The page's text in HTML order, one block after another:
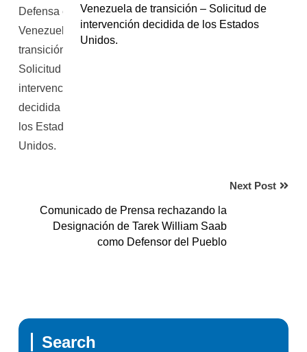
Venezuela de transición – Solicitud de
intervención decidida de los Estados
Unidos.
Next Post
Comunicado de Prensa rechazando la
Designación de Tarek William Saab
como Defensor del Pueblo
Search